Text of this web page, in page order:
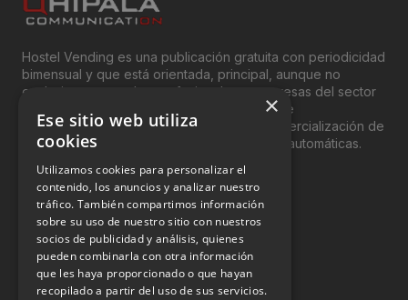
Hostel Vending es una publicación gratuita con periodicidad
bimensual y que está orientada, principal, aunque no
exclusivamente, a los profesionales y empresas del sector
del “Vending”; nombre con el que se conoce
genéricamente entre profesionales a la comercialización de
productos y servicios a través de máquinas automáticas.
INFORMACIÓN LEGAL
Aviso Legal
Política de Privacidad
Política de Cookies
×
Ese sitio web utiliza
cookies
Utilizamos cookies para personalizar el
contenido, los anuncios y analizar nuestro
tráfico. También compartimos información
sobre su uso de nuestro sitio con nuestros
socios de publicidad y análisis, quienes
pueden combinarla con otra información
que les haya proporcionado o que hayan
recopilado a partir del uso de sus servicios.